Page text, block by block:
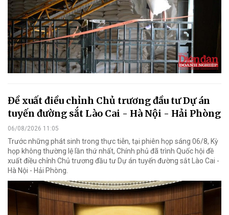
Đề xuất điều chỉnh Chủ trương đầu tư Dự án
tuyến đường sắt Lào Cai - Hà Nội - Hải Phòng
06/08/2026 11:05
Trước những phát sinh trong thực tiễn, tại phiên họp sáng 06/8, Kỳ
họp không thường lệ lần thứ nhất, Chính phủ đã trình Quốc hội đề
xuất điều chỉnh Chủ trương đầu tư Dự án tuyến đường sắt Lào Cai -
Hà Nội - Hải Phòng.